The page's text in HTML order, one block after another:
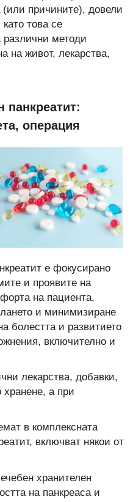
(или причините), довели
това се
методи
на живот, лекарства,
панкреатит:
операция
е фокусирано
и проявите на
на пациента,
и минимизиране
болестта и развитието
включително и
лекарства, добавки,
а при
в комплексната
включват някои от
хранителен
на панкреаса и